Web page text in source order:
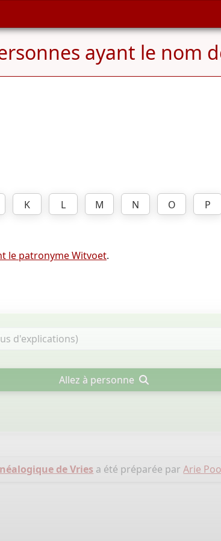
ayant le nom
K L M N O P
le patronyme Witvoet.
Allez à personne
de Vries a été préparée parArie